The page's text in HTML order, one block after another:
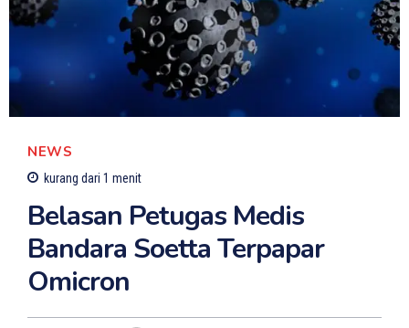
NEWS
kurang dari 1 menit
Belasan Petugas Medis
Bandara Soetta Terpapar
Omicron